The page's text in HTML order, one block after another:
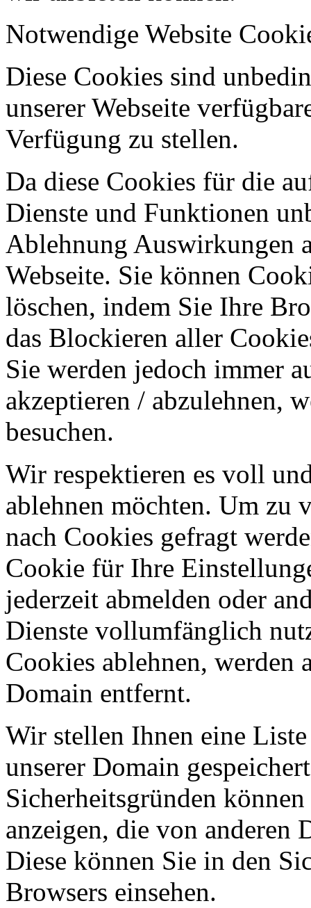
Notwendige Website
Diese Cookies sind
unserer Webseite
Verfügung zu stellen.
Da diese Cookies für die
Dienste und Funktionen
Ablehnung Auswirkungen
Webseite. Sie können
löschen, indem Sie Ihre
das Blockieren aller
Sie werden jedoch immer
akzeptieren / abzulehnen,
besuchen.
Wir respektieren es voll
ablehnen möchten. Um zu
nach Cookies gefragt
Cookie für Ihre
jederzeit abmelden oder
Dienste vollumfänglich
Cookies ablehnen, werden
Domain entfernt.
Wir stellen Ihnen eine
unserer Domain
Sicherheitsgründen
anzeigen, die von anderen
Diese können Sie in den
Browsers einsehen.